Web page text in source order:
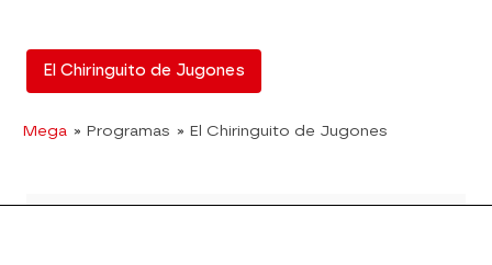
El Chiringuito de Jugones
Mega » Programas » El Chiringuito de Jugones